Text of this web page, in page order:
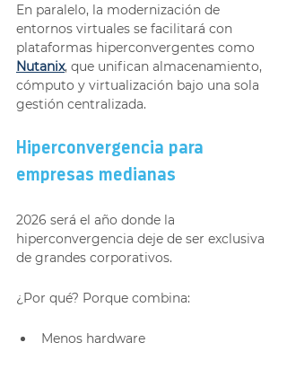
En paralelo, la modernización de
entornos virtuales se facilitará con
plataformas hiperconvergentes como
Nutanix, que unifican almacenamiento,
cómputo y virtualización bajo una sola
gestión centralizada.
Hiperconvergencia para
empresas medianas
2026 será el año donde la
hiperconvergencia deje de ser exclusiva
de grandes corporativos.
¿Por qué? Porque combina:
Menos hardware